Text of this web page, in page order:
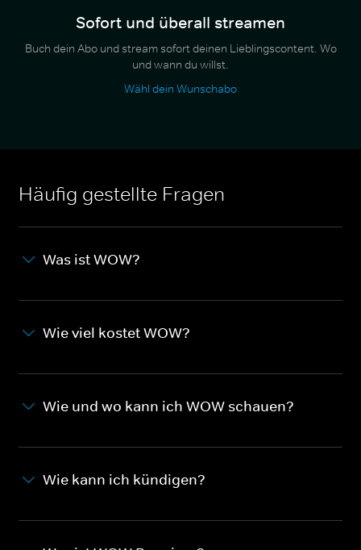
Sofort und überall streamen
Buch dein Abo und stream sofort deinen Lieblingscontent. Wo
und wann du willst.
Wähl dein Wunschabo
Häufig gestellte Fragen
Was ist WOW?
Wie viel kostet WOW?
Wie und wo kann ich WOW schauen?
Wie kann ich kündigen?